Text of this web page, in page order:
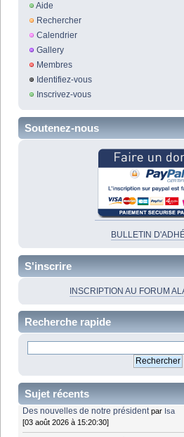
Aide
Rechercher
Calendrier
Gallery
Membres
Identifiez-vous
Inscrivez-vous
Soutenez-nous
BULLETIN
S'inscrire
INSCRIPTION AU FORUM
Recherche rapide
Sujet récents
Des nouvelles de notre président par Isa
[03 août 2026 à 15:20:30]